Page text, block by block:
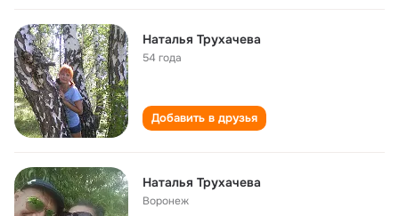
Наталья Трухачева
54 года
Добавить в друзья
Наталья Трухачева
Воронеж